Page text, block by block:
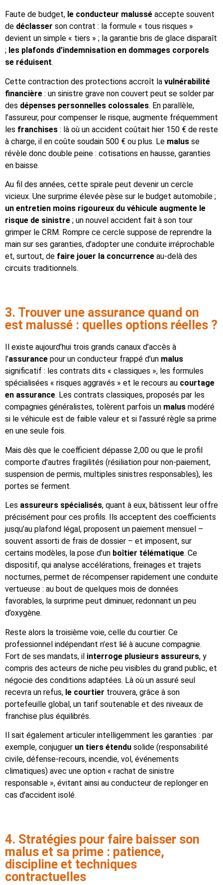
Faute de budget, le conducteur malussé accepte souvent
de déclasser son contrat : la formule « tous risques »
devient un simple « tiers » ; la garantie bris de glace disparaît
; les plafonds d’indemnisation en dommages corporels
se réduisent.
Cette contraction des protections accroît la vulnérabilité
financière : un sinistre grave non couvert peut se solder par
des dépenses personnelles colossales. En parallèle,
l’assureur, pour compenser le risque, augmente fréquemment
les franchises : là où un accident coûtait hier 150 € de reste
à charge, il en coûte soudain 500 € ou plus. Le malus se
révèle donc double peine : cotisations en hausse, garanties
en baisse.
Au fil des années, cette spirale peut devenir un cercle
vicieux. Une surprime élevée pèse sur le budget automobile ;
un entretien moins rigoureux du véhicule augmente le
risque de sinistre ; un nouvel accident fait à son tour
grimper le CRM. Rompre ce cercle suppose de reprendre la
main sur ses garanties, d’adopter une conduite irréprochable
et, surtout, de faire jouer la concurrence au-delà des
circuits traditionnels.
3. Trouver une assurance quand on
est malussé : quelles options réelles ?
Il existe aujourd’hui trois grands canaux d’accès à
l’assurance pour un conducteur frappé d’un malus
significatif : les contrats dits « classiques », les formules
spécialisées « risques aggravés » et le recours au courtage
en assurance. Les contrats classiques, proposés par les
compagnies généralistes, tolèrent parfois un malus modéré
si le véhicule est de faible valeur et si l’assuré règle sa prime
en une seule fois.
Mais dès que le coefficient dépasse 2,00 ou que le profil
comporte d’autres fragilités (résiliation pour non-paiement,
suspension de permis, multiples sinistres responsables), les
portes se ferment.
Les assureurs spécialisés, quant à eux, bâtissent leur offre
précisément pour ces profils. Ils acceptent des coefficients
jusqu’au plafond légal, proposent un paiement mensuel –
souvent assorti de frais de dossier – et imposent, sur
certains modèles, la pose d’un boîtier télématique. Ce
dispositif, qui analyse accélérations, freinages et trajets
nocturnes, permet de récompenser rapidement une conduite
vertueuse : au bout de quelques mois de données
favorables, la surprime peut diminuer, redonnant un peu
d’oxygène.
Reste alors la troisième voie, celle du courtier. Ce
professionnel indépendant n’est lié à aucune compagnie.
Fort de ses mandats, il interroge plusieurs assureurs, y
compris des acteurs de niche peu visibles du grand public, et
négocie des conditions adaptées. Là où un assuré seul
recevra un refus, le courtier trouvera, grâce à son
portefeuille global, un tarif soutenable et des niveaux de
franchise plus équilibrés.
Il sait également articuler intelligemment les garanties : par
exemple, conjuguer un tiers étendu solide (responsabilité
civile, défense-recours, incendie, vol, événements
climatiques) avec une option « rachat de sinistre
responsable », évitant ainsi au conducteur de replonger en
cas d’accident isolé.
4. Stratégies pour faire baisser son
malus et sa prime : patience,
discipline et techniques
contractuelles